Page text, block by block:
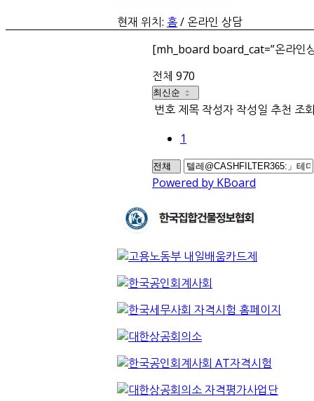
현재 위치: 홈/ 온라인 상담
[mh_board board_cat=”온라인
전체 970
번호 제목 작성자 작성일 추천 조
1
Powered by KBoard